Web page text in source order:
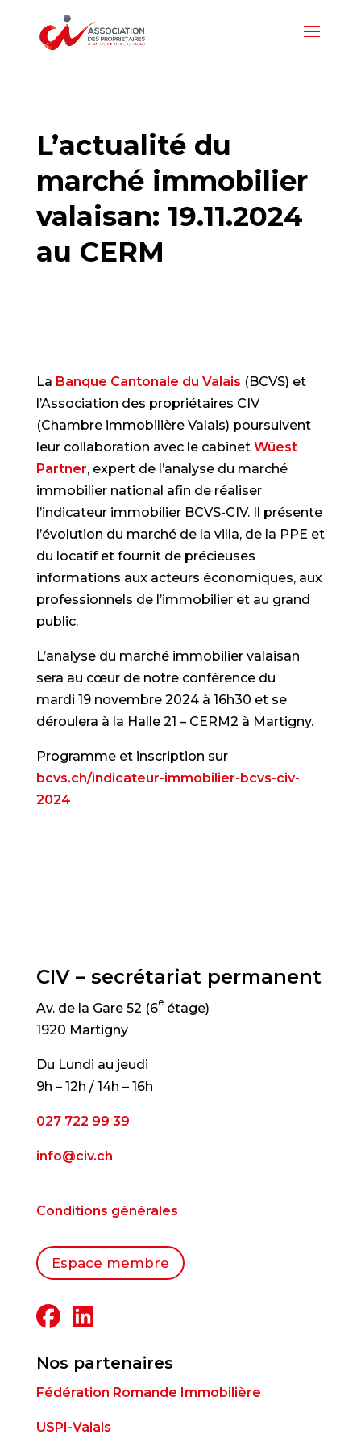
L’actualité du
marché immobilier
valaisan: 19.11.2024
au CERM
La Banque Cantonale du Valais (BCVS) et
l’Association des propriétaires CIV
(Chambre immobilière Valais) poursuivent
leur collaboration avec le cabinet Wüest
Partner, expert de l’analyse du marché
immobilier national afin de réaliser
l’indicateur immobilier BCVS-CIV. Il présente
l’évolution du marché de la villa, de la PPE et
du locatif et fournit de précieuses
informations aux acteurs économiques, aux
professionnels de l’immobilier et au grand
public.
L’analyse du marché immobilier valaisan
sera au cœur de notre conférence du
mardi 19 novembre 2024 à 16h30 et se
déroulera à la Halle 21 – CERM2 à Martigny.
Programme et inscription sur
bcvs.ch/indicateur-immobilier-bcvs-civ-
2024
CIV – secrétariat permanent
Av. de la Gare 52 (6eétage)
1920 Martigny
Du Lundi au jeudi
9h – 12h / 14h – 16h
027 722 99 39
info@civ.ch
Conditions générales
Espace membre
Nos partenaires
Fédération Romande Immobilière
USPI-Valais